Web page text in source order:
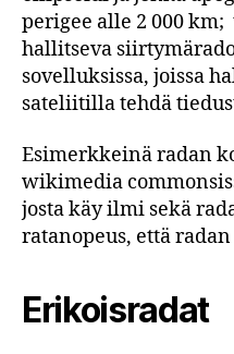
perigee alle 2 000
hallitseva
sovelluksissa, joissa
sateliitilla tehdä
Esimerkkeinä radan
wikimedia
josta käy ilmi sekä
ratanopeus, että
Erikoisradat